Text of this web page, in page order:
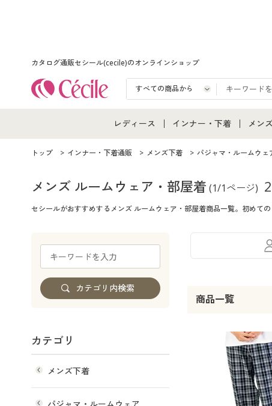
カタログ通販セシール(cecile)のオンラインショップ
レディース
レディース通販すべて
レディースファッション
女性下着
インナー・下着
インナー・下着通販すべ
女性下着
メンズ下着
ジュニア・ティーンズ下
メン
メン
メン
メン
トップ インナー・下着通販 メンズ下着 パジャマ・ルームウェ
メンズ ルームウェア・部屋着 (1/1ページ)
セシールがおすすめするメンズ ルームウェア・部屋着商品一覧。初めて
商品一覧
カテゴリ
メンズ下着